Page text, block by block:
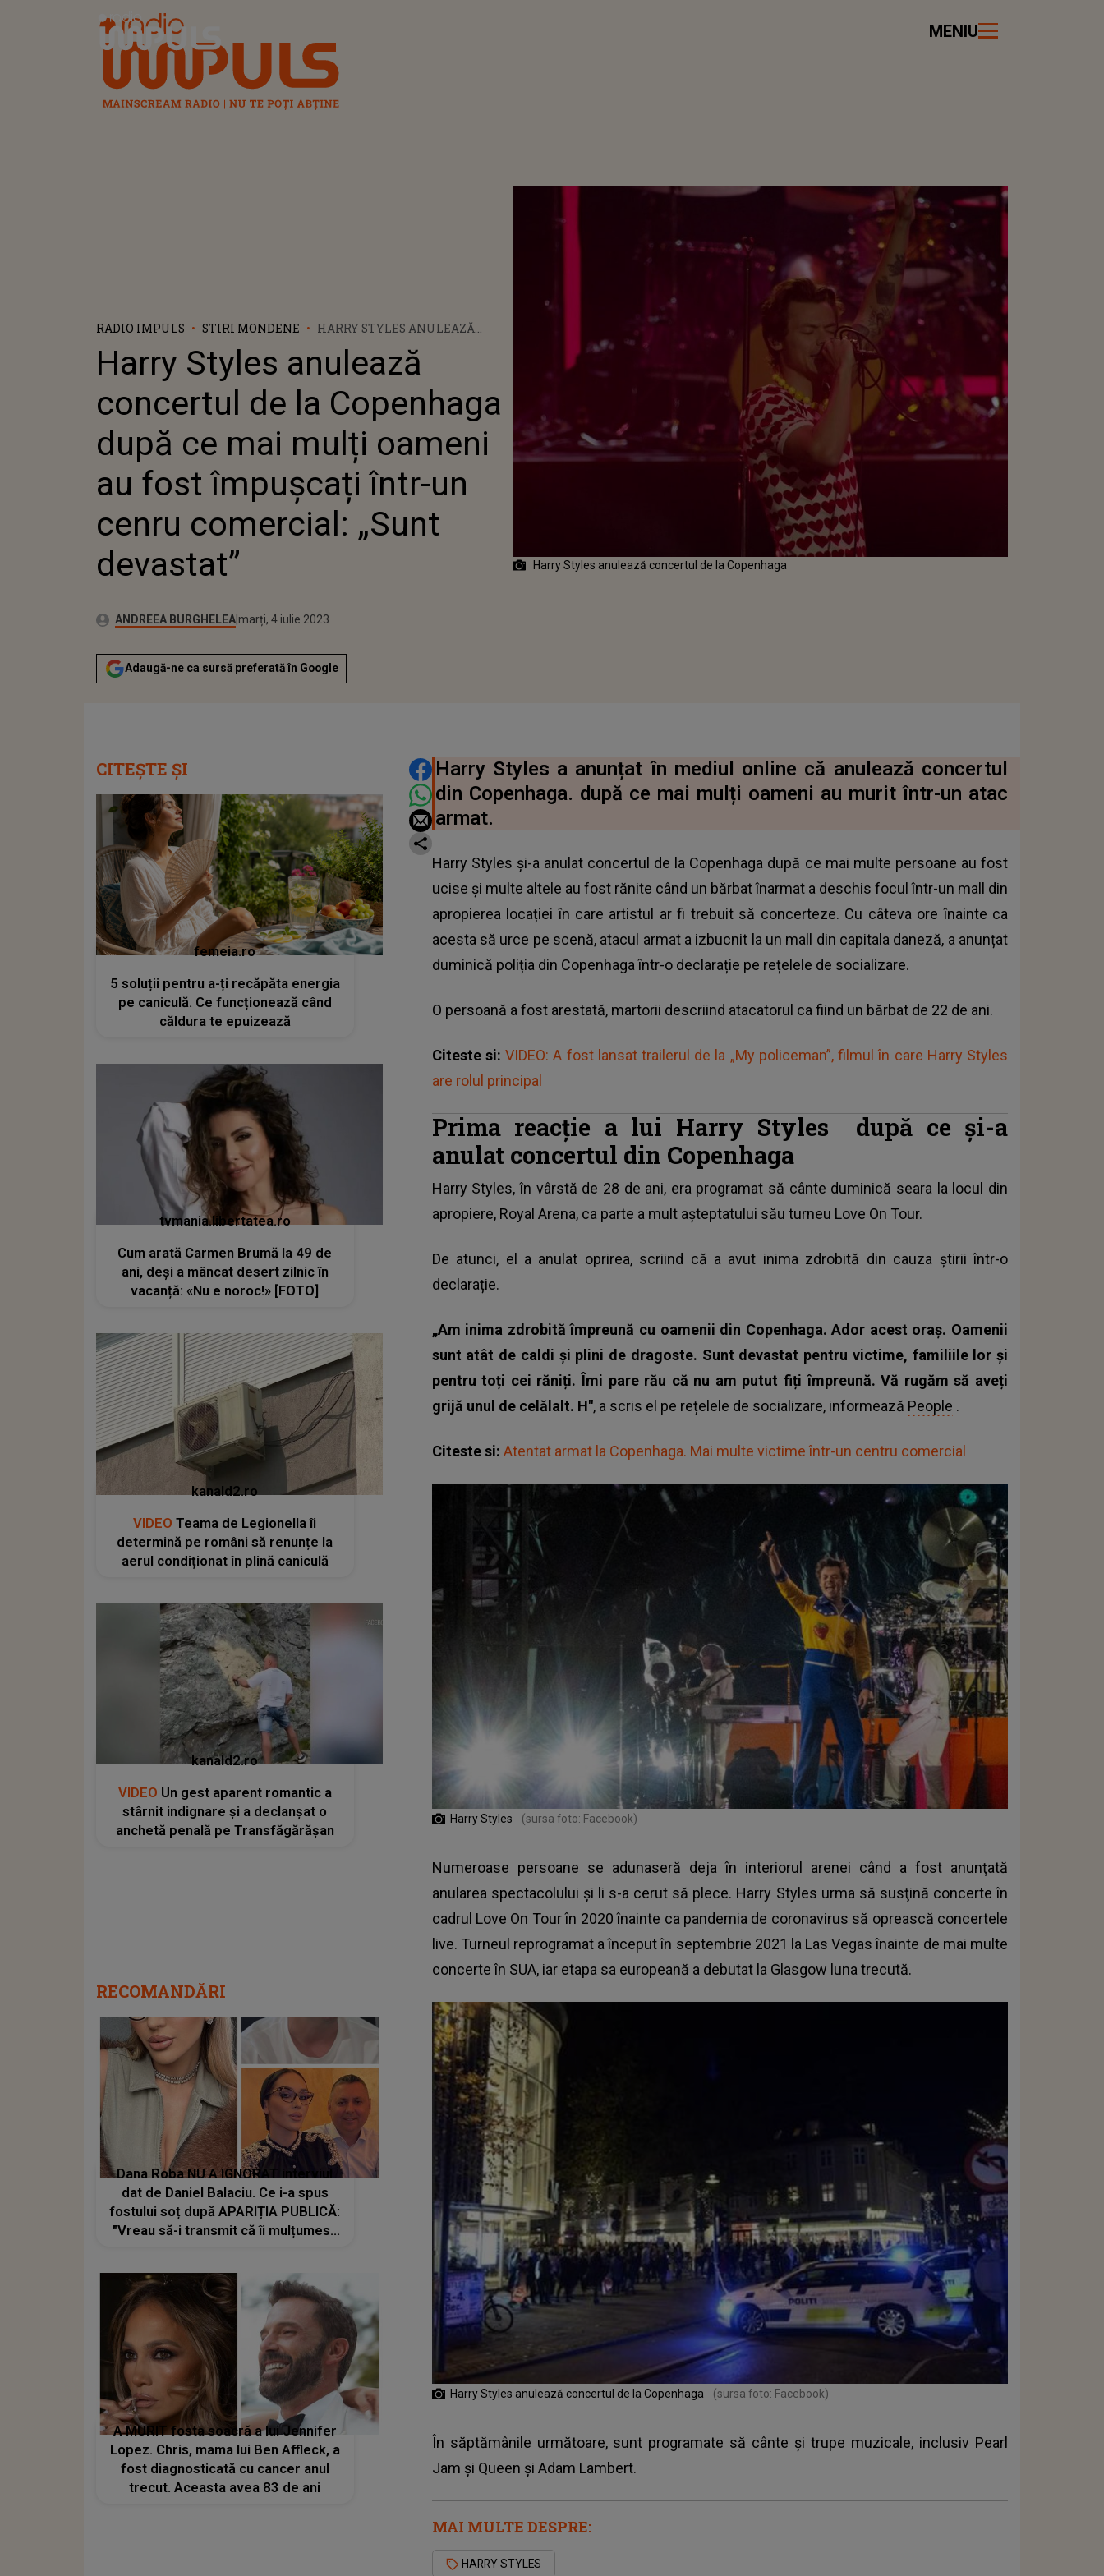
Radio Impuls MENIU
RADIO IMPULS STIRI MONDENE
HARRY STYLES ANULEAZĂ
DUPĂ CE MAI MULȚI OAMENI
AU FOST ÎMPUȘCAȚI ÎNTR-UN
CENRU COMERCIAL: „SUNT
DEVASTAT”
Harry Styles anulează
concertul de la Copenhaga
după ce mai mulți oameni
au fost împușcați într-un
cenru comercial: „Sunt
devastat”
Autor:ANDREEA BURGHELEAPublicat:
luni, 4 iulie 2022
Actualizat:
marți, 4 iulie 2023
Adaugă-ne ca sursă preferată în Google
Harry Styles anulează concertul de la Copenhaga
DISTRIBUIE ARTICOLUL
Harry Styles a anunțat în mediul online că anulează concertul
din Copenhaga. după ce mai mulți oameni au murit într-un atac
armat.
Harry Styles și-a anulat concertul de la Copenhaga după ce mai multe persoane au fost
ucise și multe altele au fost rănite când un bărbat înarmat a deschis focul într-un mall din
apropierea locației în care artistul ar fi trebuit să concerteze. Cu câteva ore înainte ca
acesta să urce pe scenă, atacul armat a izbucnit la un mall din capitala daneză, a anunțat
duminică poliția din Copenhaga într-o declarație pe rețelele de socializare.
O persoană a fost arestată, martorii descriind atacatorul ca fiind un bărbat de 22 de ani.
Citeste si:VIDEO: A fost lansat trailerul de la „My policeman”, filmul în care Harry Styles
are rolul principal
Prima reacție a lui Harry Styles după ce și-a
anulat concertul din Copenhaga
Harry Styles, în vârstă de 28 de ani, era programat să cânte duminică seara la locul din
apropiere, Royal Arena, ca parte a mult așteptatului său turneu Love On Tour.
De atunci, el a anulat oprirea, scriind că a avut inima zdrobită din cauza știrii într-o
declarație.
„Am inima zdrobită împreună cu oamenii din Copenhaga. Ador acest oraș. Oamenii
sunt atât de caldi și plini de dragoste. Sunt devastat pentru victime, familiile lor și
pentru toți cei răniți. Îmi pare rău că nu am putut fiți împreună. Vă rugăm să aveți
grijă unul de celălalt. H", a scris el pe rețelele de socializare, informează People .
Citeste si: Atentat armat la Copenhaga. Mai multe victime într-un centru comercial
Harry Styles (sursa foto: Facebook)
Numeroase persoane se adunaseră deja în interiorul arenei când a fost anunţată
anularea spectacolului şi li s-a cerut să plece. Harry Styles urma să susţină concerte în
cadrul Love On Tour în 2020 înainte ca pandemia de coronavirus să oprească concertele
live. Turneul reprogramat a început în septembrie 2021 la Las Vegas înainte de mai multe
concerte în SUA, iar etapa sa europeană a debutat la Glasgow luna trecută.
Harry Styles anulează concertul de la Copenhaga (sursa foto: Facebook)
În săptămânile următoare, sunt programate să cânte și trupe muzicale, inclusiv Pearl
Jam și Queen și Adam Lambert.
MAI MULTE DESPRE:
HARRY STYLES
CITEȘTE ȘI
femeia.ro
5 soluții pentru a-ți recăpăta energia
pe caniculă. Ce funcționează când
căldura te epuizează
tvmania.libertatea.ro
Cum arată Carmen Brumă la 49 de
ani, deși a mâncat desert zilnic în
vacanță: «Nu e noroc!» [FOTO]
kanald2.ro
VIDEO Teama de Legionella îi
determină pe români să renunțe la
aerul condiționat în plină caniculă
kanald2.ro
VIDEO Un gest aparent romantic a
stârnit indignare și a declanșat o
anchetă penală pe Transfăgărășan
RECOMANDĂRI
Dana Roba NU A IGNORAT interviul
dat de Daniel Balaciu. Ce i-a spus
fostului soț după APARIȚIA PUBLICĂ:
"Vreau să-i transmit că îi mulțumesc
A MURIT fosta soacră a lui Jennifer
Lopez. Chris, mama lui Ben Affleck, a
fost diagnosticată cu cancer anul
trecut. Aceasta avea 83 de ani